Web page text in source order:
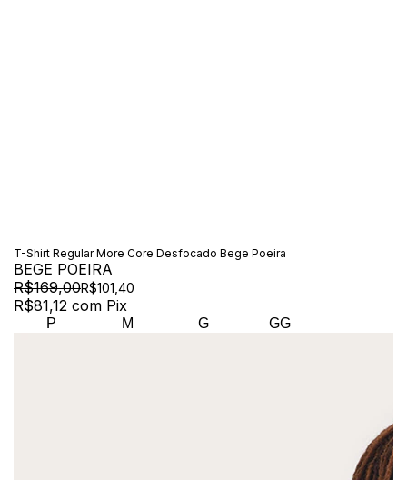
T-Shirt Regular More Core Desfocado Bege Poeira
BEGE POEIRA
R$169,00R$101,40
R$81,12 com Pix
P M G GG